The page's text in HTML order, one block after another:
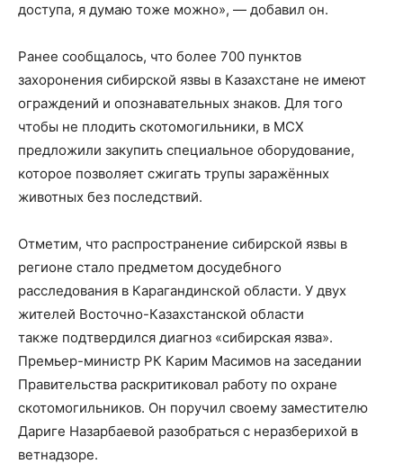
доступа, я думаю тоже можно», — добавил он.
Ранее сообщалось, что более 700 пунктов
захоронения сибирской язвы в Казахстане не имеют
ограждений и опознавательных знаков. Для того
чтобы не плодить скотомогильники, в МСХ
предложили закупить специальное оборудование,
которое позволяет сжигать трупы заражённых
животных без последствий.
Отметим, что распространение сибирской язвы в
регионе стало предметом досудебного
расследования в Карагандинской области. У двух
жителей Восточно-Казахстанской области
также подтвердился диагноз «сибирская язва».
Премьер-министр РК Карим Масимов на заседании
Правительства раскритиковал работу по охране
скотомогильников. Он поручил своему заместителю
Дариге Назарбаевой разобраться с неразберихой в
ветнадзоре.